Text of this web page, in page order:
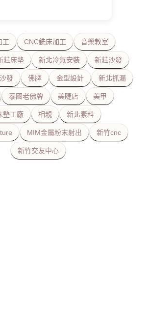
工 CNC銑床加工 音樂教室
莊床墊 新北冷氣安裝 新莊沙發
發 佛牌 金型設計 新北抓漏
泰國老佛牌 美睫店 美甲
墊工廠 相親 新北素料
MIM金屬粉末射出 新竹cnc
新竹交友中心